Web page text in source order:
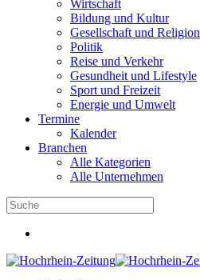
Wirtschaft
Bildung und Kultur
Gesellschaft und Religion
Politik
Reise und Verkehr
Gesundheit und Lifestyle
Sport und Freizeit
Energie und Umwelt
Termine
Kalender
Branchen
Alle Kategorien
Alle Unternehmen